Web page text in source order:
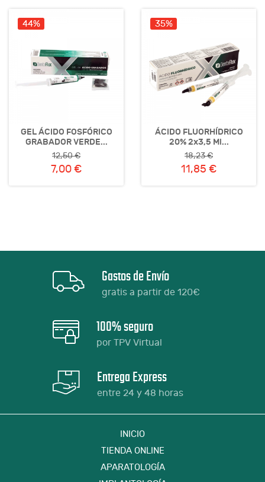
44%
GEL ÁCIDO FOSFÓRICO
GRABADOR VERDE...
12,50 €
7,00 €
35%
ÁCIDO FLUORHÍDRICO
20% 2x3,5 Ml...
18,23 €
11,85 €
Gastos de Envío
gratis a partir de 120€
100% seguro
por TPV Virtual
Entrega Express
entre 24 y 48 horas
INICIO
TIENDA ONLINE
APARATOLOGÍA